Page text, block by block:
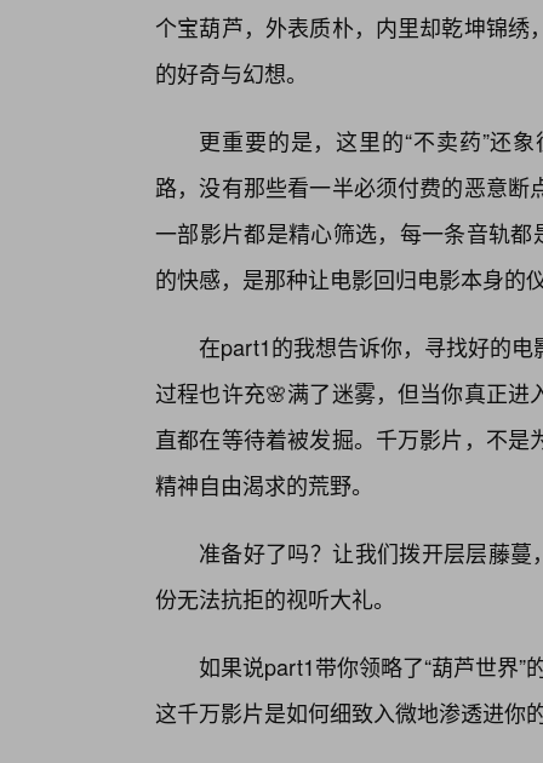
个宝葫芦，外表质朴，内里却乾坤锦
的好奇与幻想。
更重要的是，这里的“不卖药”还
路，没有那些看一半必须付费的恶意
一部影片都是精心筛选，每一条音轨
的快感，是那种让电影回归电影本身的
在part1的我想告诉你，寻找好的
过程也许充🌸满了迷雾，但当你真正
直都在等待着被发掘。千万影片，不
精神自由渴求的荒野。
准备好了吗？让我们拨开层层藤蔓
份无法抗拒的视听大礼。
如果说part1带你领略了“葫芦世界
这千万影片是如何细致入微地渗透进你